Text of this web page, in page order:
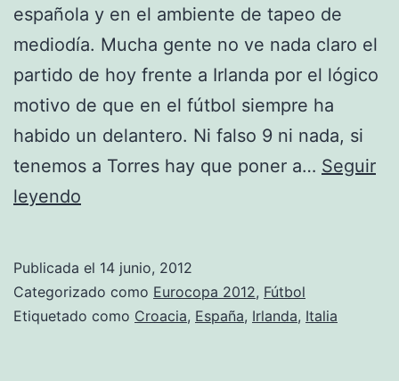
española y en el ambiente de tapeo de
mediodía. Mucha gente no ve nada claro el
partido de hoy frente a Irlanda por el lógico
motivo de que en el fútbol siempre ha
habido un delantero. Ni falso 9 ni nada, si
tenemos a Torres hay que poner a… Seguir
leyendo
Croacia
contra
Publicada el 14 junio, 2012
Categorizado como Eurocopa 2012, Fútbol
Etiquetado como Croacia, España, Irlanda, Italia